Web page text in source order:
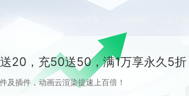
20，充50送50，满1万享永久5折
及插件，动画云渲染提速上百倍！